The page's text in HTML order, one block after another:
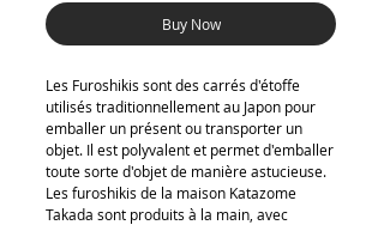
Buy Now
Les Furoshikis sont des carrés d'étoffe
utilisés traditionnellement au Japon pour
emballer un présent ou transporter un
objet. Il est polyvalent et permet d'emballer
toute sorte d'objet de manière astucieuse.
Les furoshikis de la maison Katazome
Takada sont produits à la main, avec